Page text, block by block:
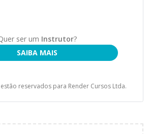
ser um Instrutor?
SAIBA MAIS
reservados para Render Cursos Ltda.